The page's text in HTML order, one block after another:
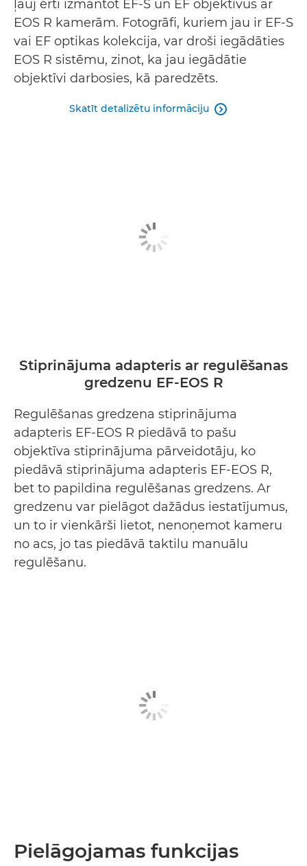
ļauj ērti izmantot EF-S un EF objektīvus ar
EOS R kamerām. Fotogrāfi, kuriem jau ir EF-S
vai EF optikas kolekcija, var droši iegādāties
EOS R sistēmu, zinot, ka jau iegādātie
objektīvi darbosies, kā paredzēts.
Skatīt detalizētu informāciju 
Stiprinājuma adapteris ar regulēšanas
gredzenu EF-EOS R
Regulēšanas gredzena stiprinājuma
adapteris EF-EOS R piedāvā to pašu
objektīva stiprinājuma pārveidotāju, ko
piedāvā stiprinājuma adapteris EF-EOS R,
bet to papildina regulēšanas gredzens. Ar
gredzenu var pielāgot dažādus iestatījumus,
un to ir vienkārši lietot, nenoņemot kameru
no acs, jo tas piedāvā taktilu manuālu
regulēšanu.
Pielāgojamas funkcijas